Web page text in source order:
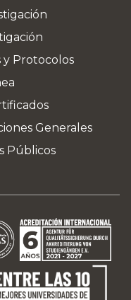
y Protocolos
Generales
Públicos